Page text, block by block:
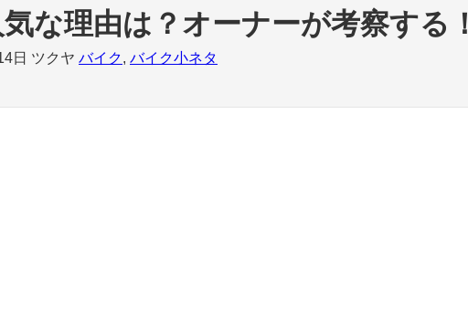
な理由は？オーナーが考察する！
日 ツクヤ バイク, バイク小ネタ